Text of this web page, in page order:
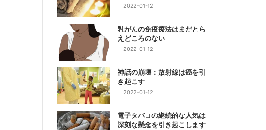
2022-01-12
乳がんの免疫療法はまだとら
えどころのない
2022-01-12
神話の崩壊：放射線は癌を引
き起こす
2022-01-12
電子タバコの継続的な人気は
深刻な懸念を引き起こします